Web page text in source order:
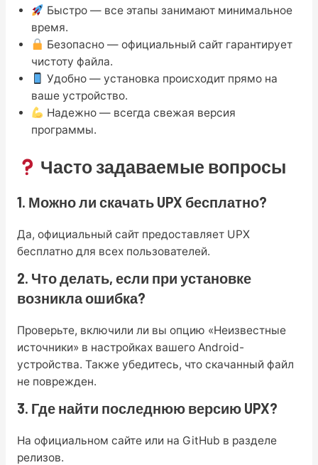
Быстро — все этапы занимают минимальное
время.
Безопасно — официальный сайт гарантирует
чистоту файла.
Удобно — установка происходит прямо на
ваше устройство.
Надежно — всегда свежая версия
программы.
Часто задаваемые вопросы
1. Можно ли скачать UPX бесплатно?
Да, официальный сайт предоставляет UPX
бесплатно для всех пользователей.
2. Что делать, если при установке
возникла ошибка?
Проверьте, включили ли вы опцию «Неизвестные
источники» в настройках вашего Android-
устройства. Также убедитесь, что скачанный файл
не поврежден.
3. Где найти последнюю версию UPX?
На официальном сайте или на GitHub в разделе
релизов.